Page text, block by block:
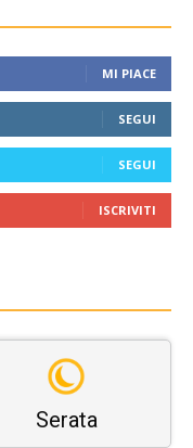
MI PIACE
SEGUI
SEGUI
ISCRIVITI
Serata